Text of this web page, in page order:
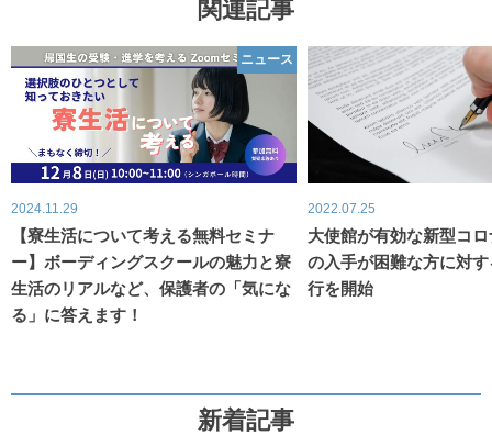
関連記事
ニュース
2024.11.29
【寮生活について考える無料セミナ
ー】ボーディングスクールの魅力と寮
生活のリアルなど、保護者の「気にな
る」に答えます！
2022.07.25
大使館が有効な新型コ
の入手が困難な方に対
行を開始
新着記事